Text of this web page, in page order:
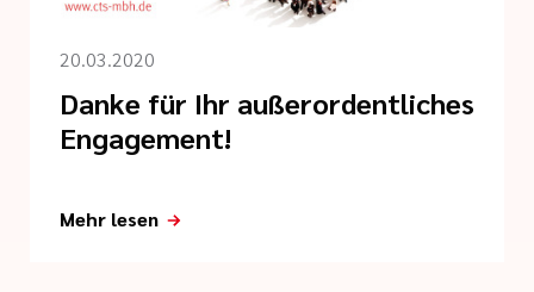
20.03.2020
Danke für Ihr außerordentliches
Engagement!
Mehr lesen